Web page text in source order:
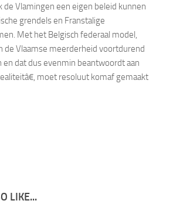
de Vlamingen een eigen beleid kunnen
grendels en Franstalige
Met het Belgisch federaal model,
de Vlaamse meerderheid voortdurend
en dat dus evenmin beantwoordt aan
moet resoluut komaf gemaakt
LIKE...